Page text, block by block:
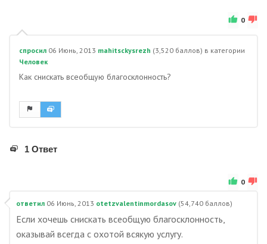
0
спросил 06 Июнь, 2013 mahitsckysrezh (3,520 баллов) в категории
Человек
Как снискать всеобщую благосклонность?
1 Ответ
0
ответил 06 Июнь, 2013 otetzvalentinmordasov (54,740 баллов)
Если хочешь снискать всеобщую благосклонность,
оказывай всегда с охотой всякую услугу.